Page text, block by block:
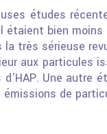
études
étaient bien
la très sérieuse
aux particules
d’HAP. Une autre
de